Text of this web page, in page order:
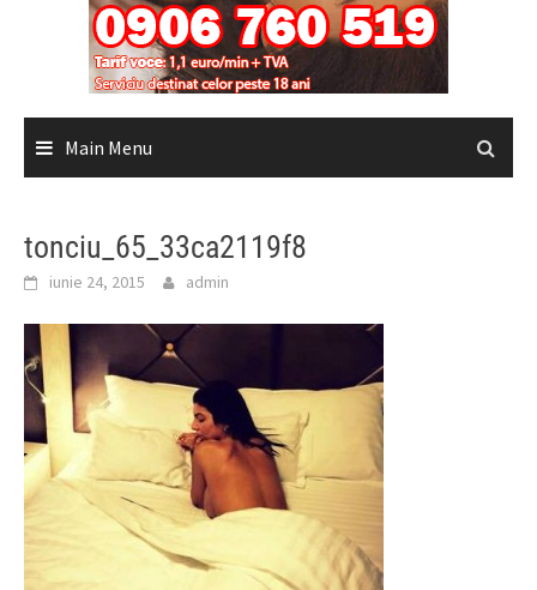
Main Menu
tonciu_65_33ca2119f8
iunie 24, 2015 admin